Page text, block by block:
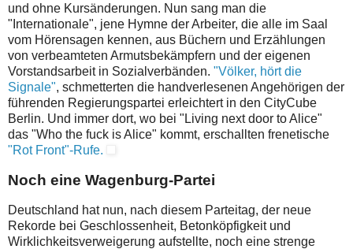
und ohne Kursänderungen. Nun sang man die
"Internationale", jene Hymne der Arbeiter, die alle im Saal
vom Hörensagen kennen, aus Büchern und Erzählungen
von verbeamteten Armutsbekämpfern und der eigenen
Vorstandsarbeit in Sozialverbänden. "Völker, hört die
Signale", schmetterten die handverlesenen Angehörigen der
führenden Regierungspartei erleichtert in den CityCube
Berlin. Und immer dort, wo bei "Living next door to Alice"
das "Who the fuck is Alice" kommt, erschallten frenetische
"Rot Front"-Rufe.
Noch eine Wagenburg-Partei
Deutschland hat nun, nach diesem Parteitag, der neue
Rekorde bei Geschlossenheit, Betonköpfigkeit und
Wirklichkeitsverweigerung aufstellte, noch eine strenge